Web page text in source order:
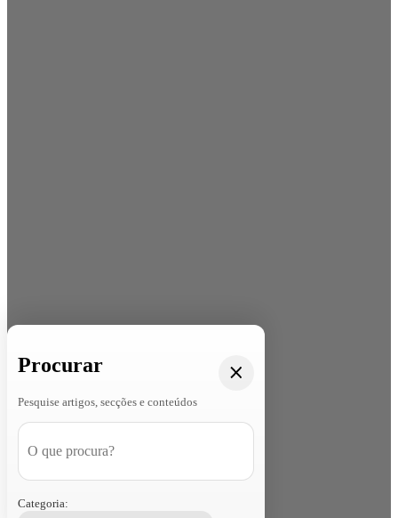
Procurar
Pesquise artigos, secções e conteúdos
Categoria: